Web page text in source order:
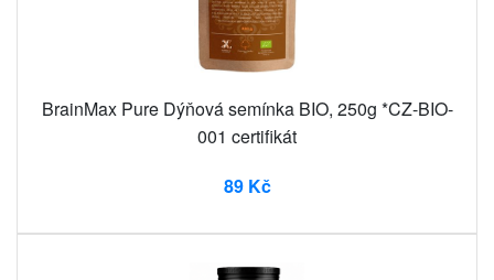
BrainMax Pure Dýňová semínka BIO, 250g *CZ-BIO-
001 certifikát
89 Kč